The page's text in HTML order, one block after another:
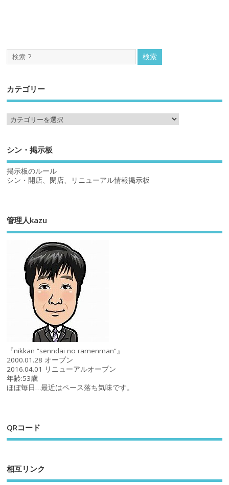
カテゴリー
シン・掲示板
掲示板のルール
シン・開店、閉店、リニューアル情報掲示板
管理人kazu
『nikkan “senndai no ramenman”』
2000.01.28 オープン
2016.04.01 リニューアルオープン
年齢:53歳
ほぼ毎日…最近はペース落ち気味です。
QRコード
相互リンク